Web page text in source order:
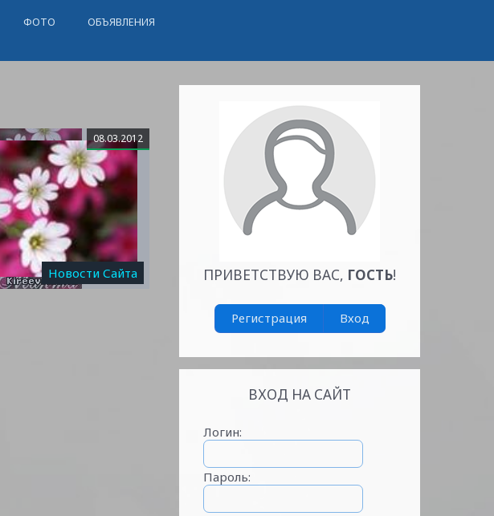
ФОТО ОБЪЯВЛЕНИЯ
08.03.2012
Новости Сайта ПРИВЕТСТВУЮ ВАС, ГОСТЬ!
Регистрация Вход
ВХОД НА САЙТ
Логин:
Пароль: